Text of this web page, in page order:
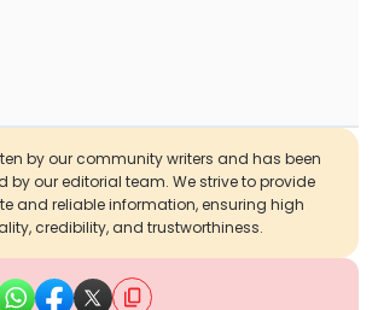
by our community writers and has been
by our editorial team. We strive to provide
and reliable information, ensuring high
credibility, and trustworthiness.